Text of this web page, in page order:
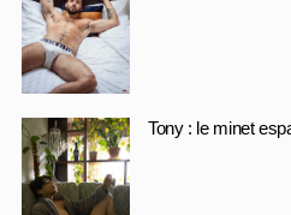
Tony : le minet